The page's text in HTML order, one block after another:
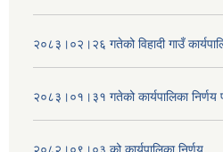
२०८३।०२।२६ गतेको विहादी गाउँ
२०८३।०१।३१ गतेको कार्यपालिका निर्णय